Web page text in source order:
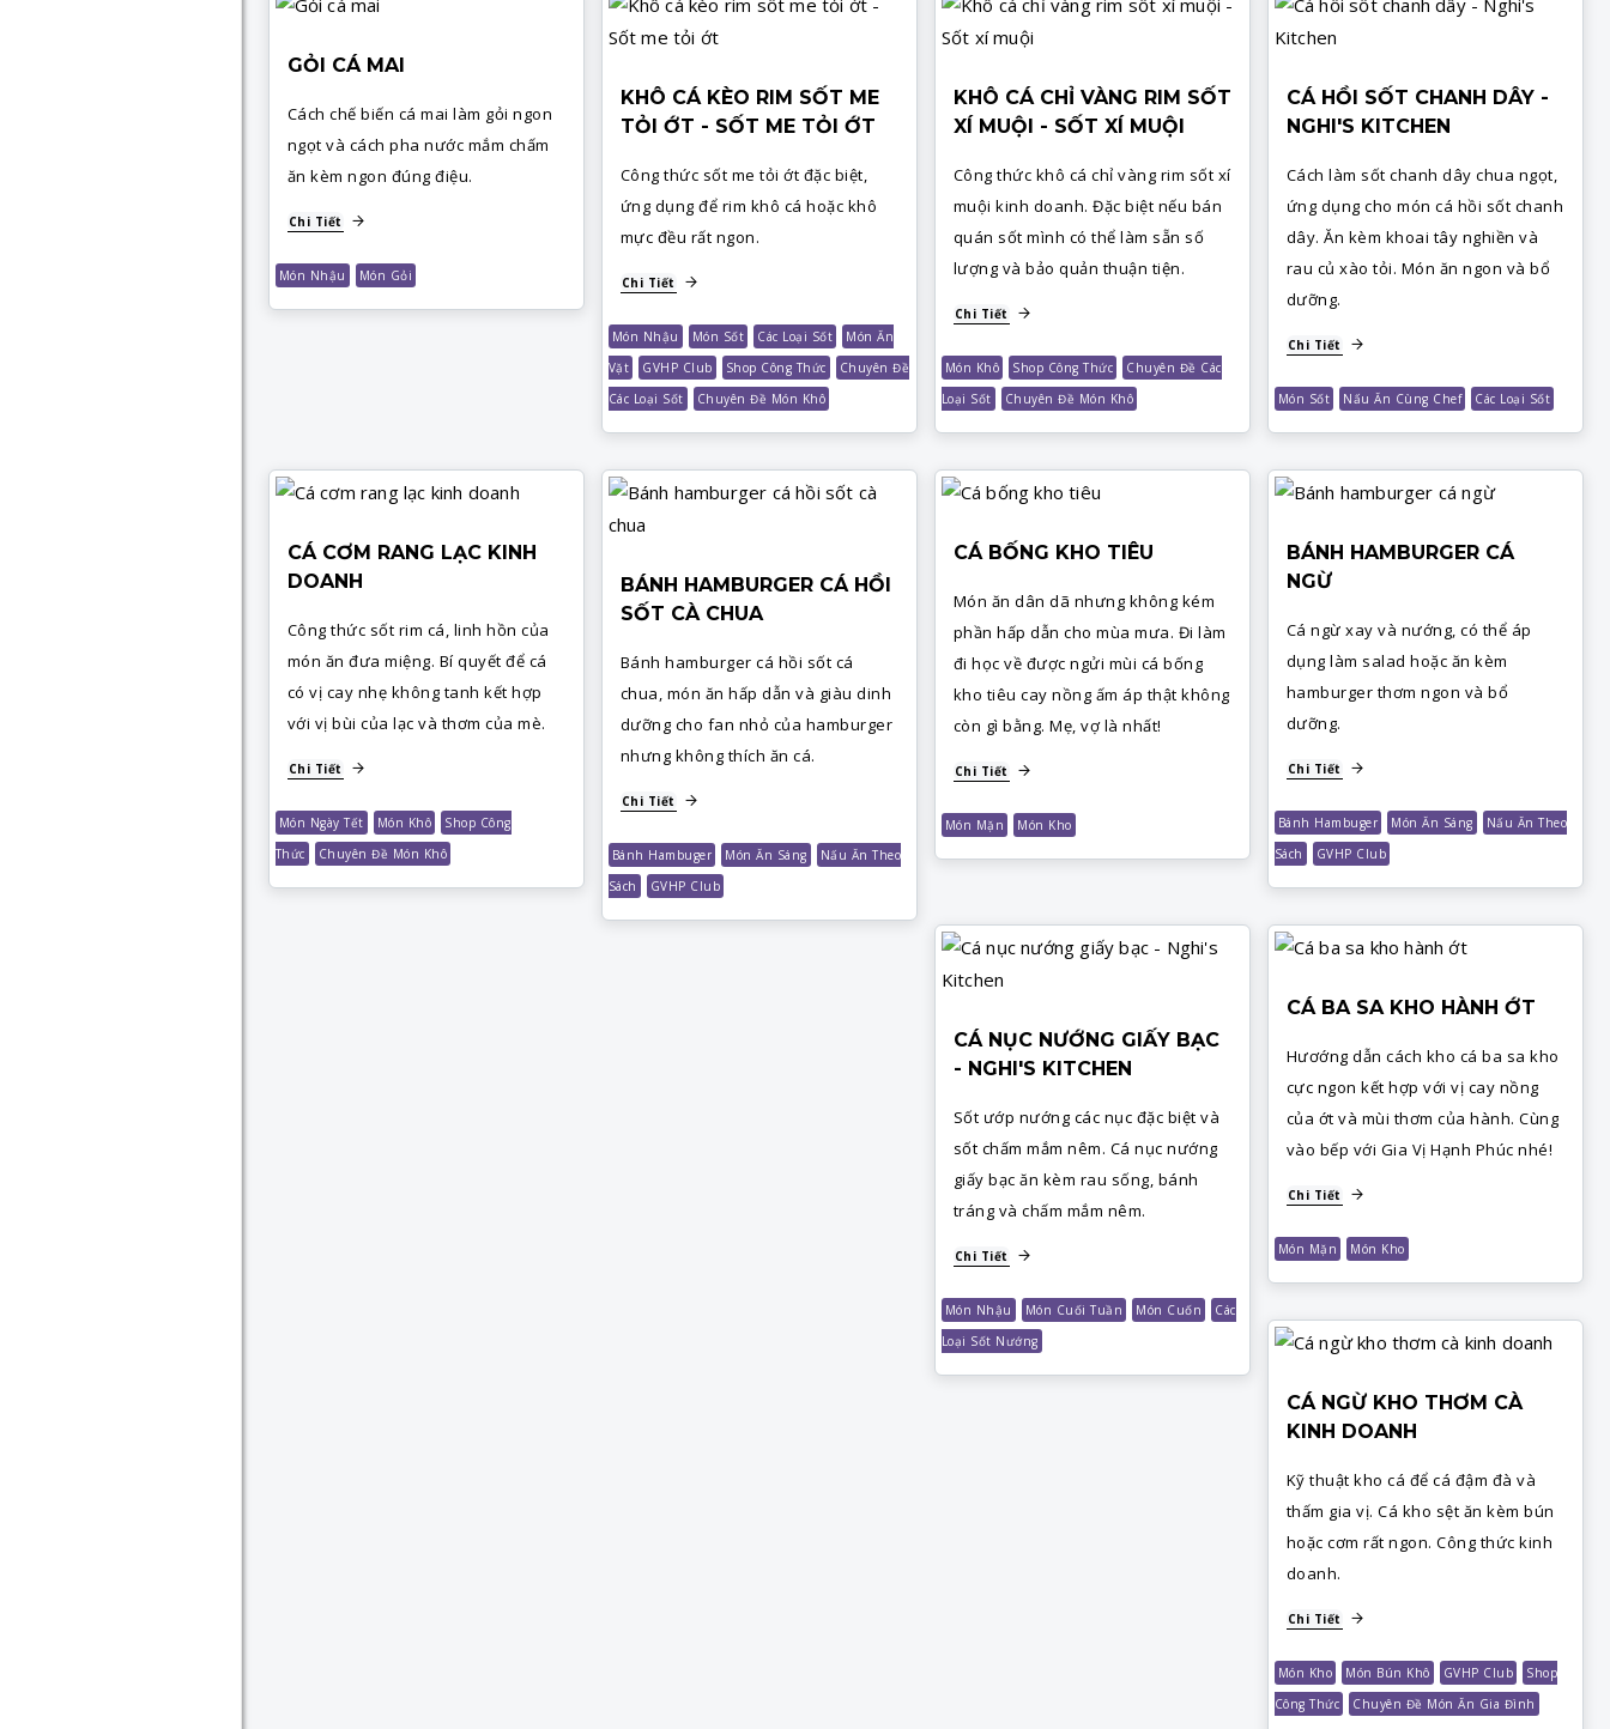
GỎI CÁ MAI
Cách chế biến cá mai làm gỏi ngon
ngọt và cách pha nước mắm chấm
ăn kèm ngon đúng điệu.
Chi Tiết
Món Nhậu Món Gỏi
KHÔ CÁ KÈO RIM SỐT ME
TỎI ỚT - SỐT ME TỎI ỚT
Công thức sốt me tỏi ớt đặc biệt,
ứng dụng để rim khô cá hoặc khô
mực đều rất ngon.
Chi Tiết
Món Nhậu Món Sốt Các Loại Sốt
Món Ăn
Vặt
GVHP Club Shop Công Thức
Chuyên Đề
Các Loại Sốt
Chuyên Đề Món Khô
KHÔ CÁ CHỈ VÀNG RIM SỐT
XÍ MUỘI - SỐT XÍ MUỘI
Công thức khô cá chỉ vàng rim sốt xí
muội kinh doanh. Đặc biệt nếu bán
quán sốt mình có thể làm sẵn số
lượng và bảo quản thuận tiện.
Chi Tiết
Món Khô Shop Công Thức
Chuyên Đề Các
Loại Sốt
Chuyên Đề Món Khô
CÁ HỒI SỐT CHANH DÂY -
NGHI'S KITCHEN
Cách làm sốt chanh dây chua ngọt,
ứng dụng cho món cá hồi sốt chanh
dây. Ăn kèm khoai tây nghiền và
rau củ xào tỏi. Món ăn ngon và bổ
dưỡng.
Chi Tiết
Món Sốt Nấu Ăn Cùng Chef Các Loại Sốt
CÁ CƠM RANG LẠC KINH
DOANH
Công thức sốt rim cá, linh hồn của
món ăn đưa miệng. Bí quyết để cá
có vị cay nhẹ không tanh kết hợp
với vị bùi của lạc và thơm của mè.
Chi Tiết
Món Ngày Tết Món Khô
Shop Công
Thức
Chuyên Đề Món Khô
BÁNH HAMBURGER CÁ HỒI
SỐT CÀ CHUA
Bánh hamburger cá hồi sốt cá
chua, món ăn hấp dẫn và giàu dinh
dưỡng cho fan nhỏ của hamburger
nhưng không thích ăn cá.
Chi Tiết
Bánh Hambuger Món Ăn Sáng
Nấu Ăn Theo
Sách
GVHP Club
CÁ BỐNG KHO TIÊU
Món ăn dân dã nhưng không kém
phần hấp dẫn cho mùa mưa. Đi làm
đi học về được ngửi mùi cá bống
kho tiêu cay nồng ấm áp thật không
còn gì bằng. Mẹ, vợ là nhất!
Chi Tiết
Món Mặn Món Kho
BÁNH HAMBURGER CÁ
NGỪ
Cá ngừ xay và nướng, có thể áp
dụng làm salad hoặc ăn kèm
hamburger thơm ngon và bổ
dưỡng.
Chi Tiết
Bánh Hambuger Món Ăn Sáng
Nấu Ăn Theo
Sách
GVHP Club
CÁ NỤC NƯỚNG GIẤY BẠC
- NGHI'S KITCHEN
Sốt ướp nướng các nục đặc biệt và
sốt chấm mắm nêm. Cá nục nướng
giấy bạc ăn kèm rau sống, bánh
tráng và chấm mắm nêm.
Chi Tiết
Món Nhậu Món Cuối Tuần Món Cuốn
Các
Loại Sốt Nướng
CÁ BA SA KHO HÀNH ỚT
Hươớng dẫn cách kho cá ba sa kho
cực ngon kết hợp với vị cay nồng
của ớt và mùi thơm của hành. Cùng
vào bếp với Gia Vị Hạnh Phúc nhé!
Chi Tiết
Món Mặn Món Kho
CÁ NGỪ KHO THƠM CÀ
KINH DOANH
Kỹ thuật kho cá để cá đậm đà và
thấm gia vị. Cá kho sệt ăn kèm bún
hoặc cơm rất ngon. Công thức kinh
doanh.
Chi Tiết
Món Kho Món Bún Khô GVHP Club
Shop
Công Thức
Chuyên Đề Món Ăn Gia Đình